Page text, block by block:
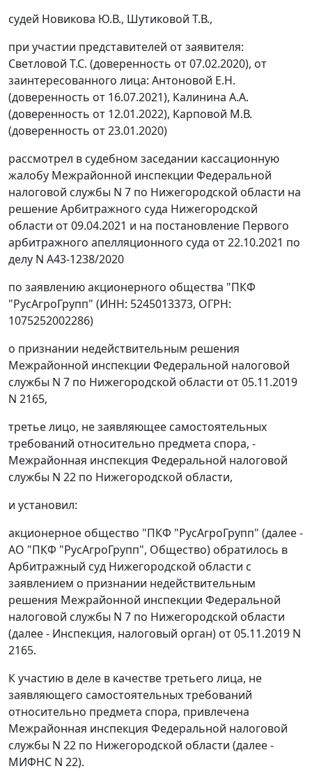
судей Новикова Ю.В., Шутиковой Т.В.,
при участии представителей от заявителя:
Светловой Т.С. (доверенность от 07.02.2020), от
заинтересованного лица: Антоновой Е.Н.
(доверенность от 16.07.2021), Калинина А.А.
(доверенность от 12.01.2022), Карповой М.В.
(доверенность от 23.01.2020)
рассмотрел в судебном заседании кассационную
жалобу Межрайонной инспекции Федеральной
налоговой службы N 7 по Нижегородской области на
решение Арбитражного суда Нижегородской
области от 09.04.2021 и на постановление Первого
арбитражного апелляционного суда от 22.10.2021 по
делу N А43-1238/2020
по заявлению акционерного общества "ПКФ
"РусАгроГрупп" (ИНН: 5245013373, ОГРН:
1075252002286)
о признании недействительным решения
Межрайонной инспекции Федеральной налоговой
службы N 7 по Нижегородской области от 05.11.2019
N 2165,
третье лицо, не заявляющее самостоятельных
требований относительно предмета спора, -
Межрайонная инспекция Федеральной налоговой
службы N 22 по Нижегородской области,
и установил:
акционерное общество "ПКФ "РусАгроГрупп" (далее -
АО "ПКФ "РусАгроГрупп", Общество) обратилось в
Арбитражный суд Нижегородской области с
заявлением о признании недействительным
решения Межрайонной инспекции Федеральной
налоговой службы N 7 по Нижегородской области
(далее - Инспекция, налоговый орган) от 05.11.2019 N
2165.
К участию в деле в качестве третьего лица, не
заявляющего самостоятельных требований
относительно предмета спора, привлечена
Межрайонная инспекция Федеральной налоговой
службы N 22 по Нижегородской области (далее -
МИФНС N 22).